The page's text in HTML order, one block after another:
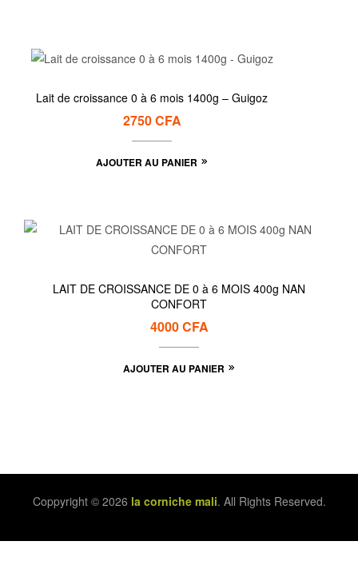
Lait de croissance 0 à 6 mois 1400g – Guigoz
2750CFA
AJOUTER AU PANIER
LAIT DE CROISSANCE DE 0 à 6 MOIS 400g NAN
CONFORT
4000CFA
AJOUTER AU PANIER
Coppyright © 2026 la corniche mali. All Rights Reserved.